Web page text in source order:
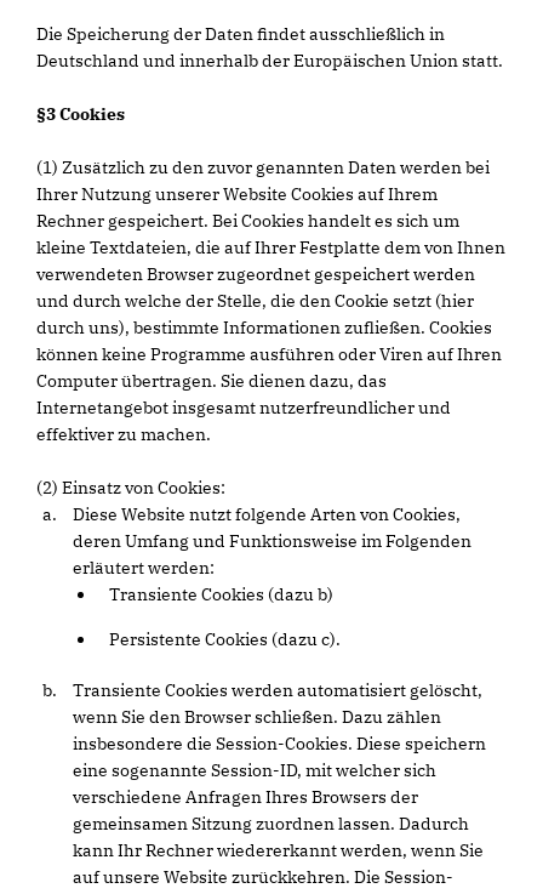
Die Speicherung der Daten findet ausschließlich in
Deutschland und innerhalb der Europäischen Union statt.
§3 Cookies
(1) Zusätzlich zu den zuvor genannten Daten werden bei
Ihrer Nutzung unserer Website Cookies auf Ihrem
Rechner gespeichert. Bei Cookies handelt es sich um
kleine Textdateien, die auf Ihrer Festplatte dem von Ihnen
verwendeten Browser zugeordnet gespeichert werden
und durch welche der Stelle, die den Cookie setzt (hier
durch uns), bestimmte Informationen zufließen. Cookies
können keine Programme ausführen oder Viren auf Ihren
Computer übertragen. Sie dienen dazu, das
Internetangebot insgesamt nutzerfreundlicher und
effektiver zu machen.
(2) Einsatz von Cookies:
Diese Website nutzt folgende Arten von Cookies,
deren Umfang und Funktionsweise im Folgenden
erläutert werden:
Transiente Cookies (dazu b)
Persistente Cookies (dazu c).
Transiente Cookies werden automatisiert gelöscht,
wenn Sie den Browser schließen. Dazu zählen
insbesondere die Session-Cookies. Diese speichern
eine sogenannte Session-ID, mit welcher sich
verschiedene Anfragen Ihres Browsers der
gemeinsamen Sitzung zuordnen lassen. Dadurch
kann Ihr Rechner wiedererkannt werden, wenn Sie
auf unsere Website zurückkehren. Die Session-